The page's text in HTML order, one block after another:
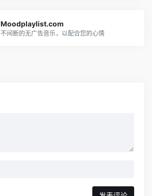
Moodplaylist.com
不间断的无广告音乐，以配合您的心情